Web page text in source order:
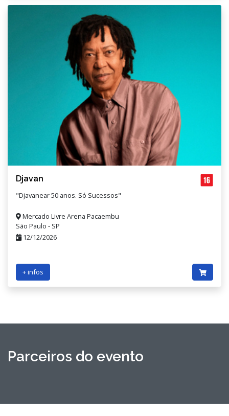
Djavan
"Djavanear 50 anos. Só Sucessos"
Mercado Livre Arena Pacaembu
São Paulo - SP
12/12/2026
+ infos
Parceiros do evento